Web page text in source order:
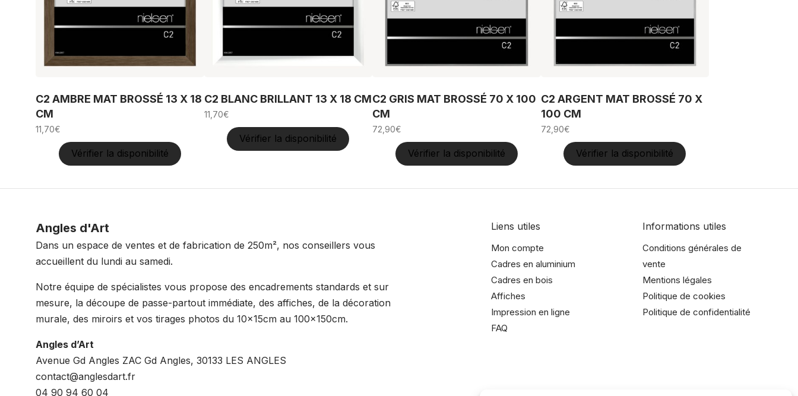
C2 AMBRE MAT BROSSÉ 13 X 18
CM
11,70€
Vérifier la disponibilité
C2 BLANC BRILLANT 13 X 18 CM
11,70€
Vérifier la disponibilité
C2 GRIS MAT BROSSÉ 70 X 100
CM
72,90€
Vérifier la disponibilité
C2 ARGENT MAT BROSSÉ 70 X
100 CM
72,90€
Vérifier la disponibilité
Angles d'Art
Dans un espace de ventes et de fabrication de 250m², nos conseillers vous
accueillent du lundi au samedi.
Notre équipe de spécialistes vous propose des encadrements standards et sur
mesure, la découpe de passe-partout immédiate, des affiches, de la décoration
murale, des miroirs et vos tirages photos du 10x15cm au 100x150cm.
Angles d’Art
Avenue Gd Angles ZAC Gd Angles, 30133 LES ANGLES
contact@anglesdart.fr
04 90 94 60 04
Liens utiles
Mon compte
Cadres en aluminium
Cadres en bois
Affiches
Impression en ligne
FAQ
Informations utiles
Conditions générales de
vente
Mentions légales
Politique de cookies
Politique de confidentialité